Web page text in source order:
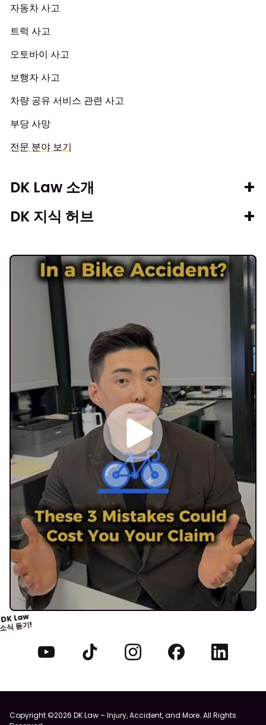
자동차 사고
트럭 사고
오토바이 사고
보행자 사고
차량 공유 서비스 관련 사고
부당 사망
전문 분야 보기
DK Law 소개
DK 지식 허브
DK Law
식 듣기!
Copyright ©2026 DK Law – Injury, Accident, and More. All Rights